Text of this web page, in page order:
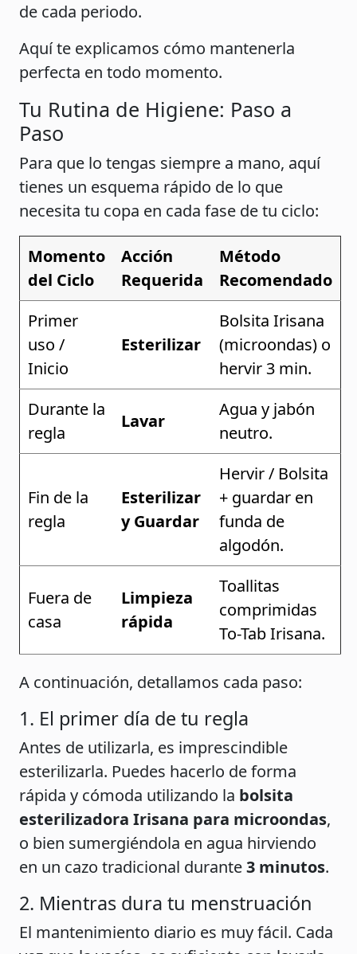
de cada periodo.
Aquí te explicamos cómo mantenerla
perfecta en todo momento.
Tu Rutina de Higiene: Paso a
Paso
Para que lo tengas siempre a mano, aquí
tienes un esquema rápido de lo que
necesita tu copa en cada fase de tu ciclo:
Momento
del Ciclo
Acción
Requerida
Método
Recomendado
Primer
uso /
Inicio
Esterilizar
Bolsita Irisana
(microondas) o
hervir 3 min.
Durante la
regla
Lavar
Agua y jabón
neutro.
Fin de la
regla
Esterilizar
y Guardar
Hervir / Bolsita
+ guardar en
funda de
algodón.
Fuera de
casa
Limpieza
rápida
Toallitas
comprimidas
To-Tab Irisana.
A continuación, detallamos cada paso:
1. El primer día de tu regla
Antes de utilizarla, es imprescindible
esterilizarla. Puedes hacerlo de forma
rápida y cómoda utilizando la bolsita
esterilizadora Irisana para microondas,
o bien sumergiéndola en agua hirviendo
en un cazo tradicional durante3 minutos.
2. Mientras dura tu menstruación
El mantenimiento diario es muy fácil. Cada